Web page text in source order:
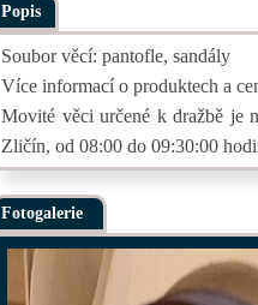
Popis
Soubor věcí: pantofle, sandály
Více informací o produktech a
Movité věci určené k dražbě je
Zličín, od 08:00 do 09:30:00
Fotogalerie